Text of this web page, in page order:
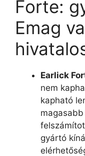
Forte:
Emag
Earlick
nem
kapható
gyártó